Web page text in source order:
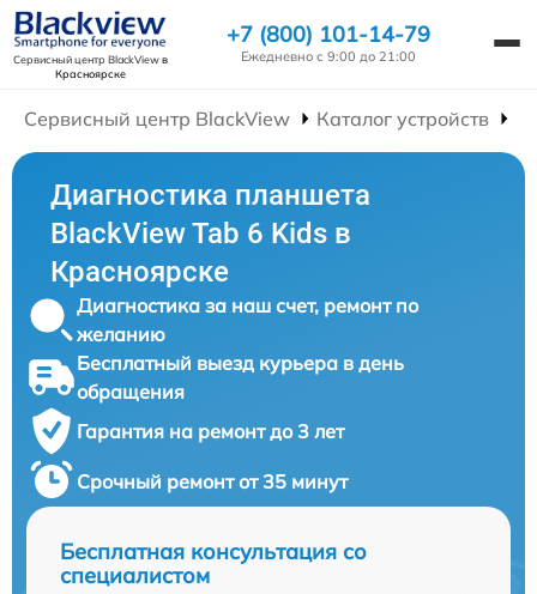
Сервисный центр BlackViewв
Красноярске
+7 (800) 101-14-79
Ежедневно с 9:00 до 21:00
Сервисный центр BlackView Каталог устройств
Диагностика планшета
BlackView Tab 6 Kids в
Красноярске
Диагностика за наш счет, ремонт по
желанию
Бесплатный выезд курьера в день
обращения
Гарантия на ремонт до 3 лет
Срочный ремонт от 35 минут
Бесплатная консультация со
специалистом